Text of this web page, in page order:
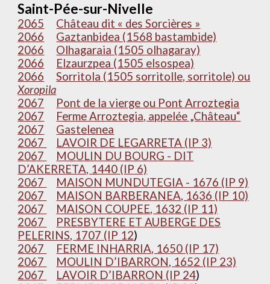
Saint-Pée-sur-Nivelle
2065
Château dit « des Sorcières »
2066
Gaztanbidea (1568 bastambide)
2066
Olhagaraia (1505 olhagaray)
2066
Elzaurzpea (1505 elsospea)
2066
Sorritola (1505 sorritolle, sorritole) ou
Xoropila
2067
Pont de la vierge ou Pont Arroztegia
2067
Ferme Arroztegia, appelée „Château“
2067
Gastelenea
2067
LAVOIR DE LEGARRETA (IP 3)
2067
MOULIN DU BOURG - DIT
D’AKERRETA, 1440 (IP 6)
2067
MAISON MUNDUTEGIA - 1676 (IP 9)
2067
MAISON BARBERANEA, 1636 (IP 10)
2067
MAISON COUPEE, 1632 (IP 11)
2067
PRESBYTERE ET AUBERGE DES
PELERINS, 1707 (IP 12)
2067
FERME INHARRIA, 1650 (IP 17)
2067
MOULIN D’IBARRON, 1652 (IP 23)
2067
LAVOIR D’IBARRON (IP 24)